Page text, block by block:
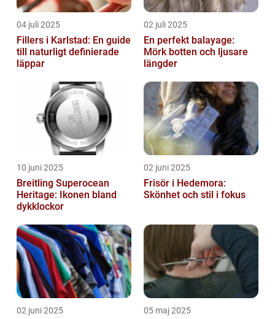
04 juli 2025
Fillers i Karlstad: En guide
till naturligt definierade
läppar
02 juli 2025
En perfekt balayage:
Mörk botten och ljusare
längder
10 juni 2025
Breitling Superocean
Heritage: Ikonen bland
dykklockor
02 juni 2025
Frisör i Hedemora:
Skönhet och stil i fokus
02 juni 2025 05 maj 2025